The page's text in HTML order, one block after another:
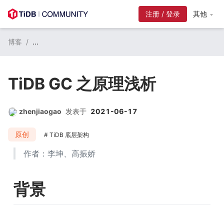
注册 / 登录 其他
博客 / ...
TiDB GC 之原理浅析
zhenjiaogao 发表于 2021-06-17
原创 TiDB 底层架构
作者：李坤、高振娇
背景